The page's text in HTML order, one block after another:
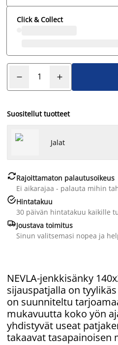
Click & Collect
Suositellut tuotteet
Jalat
Rajoittamaton palautusoikeus
Ei aikarajaa - palauta mihin
Hintatakuu
30 päivän hintatakuu kaikille
Joustava toimitus
Sinun valitsemasi nopea ja
NEVLA-jenkkisänky
sijauspatjalla on
on suunniteltu
mukavuutta koko yön
yhdistyvät useat
takaavat tasapainoisen